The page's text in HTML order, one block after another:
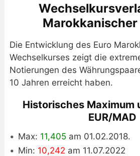
Marokkanischer
Die Entwicklung des Euro
Wechselkurses zeigt die
Notierungen des
10 Jahren erreicht haben.
Historisches Maximum
EUR/MAD
Max: 11,405am 01.02.2018.
Min: 10,242 am 11.07.2022